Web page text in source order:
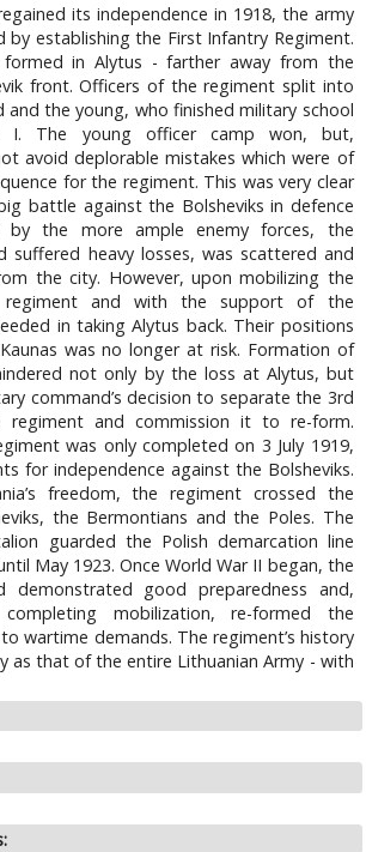
its independence in 1918, the army
establishing the First Infantry Regiment.
in Alytus - farther away from the
front. Officers of the regiment split into
the young, who finished military school
I. The young officer camp won, but,
avoid deplorable mistakes which were of
for the regiment. This was very clear
battle against the Bolsheviks in defence
by the more ample enemy forces, the
suffered heavy losses, was scattered and
the city. However, upon mobilizing the
and with the support of the
in taking Alytus back. Their positions
was no longer at risk. Formation of
not only by the loss at Alytus, but
command’s decision to separate the 3rd
regiment and commission it to re-form.
was only completed on 3 July 1919,
for independence against the Bolsheviks.
freedom, the regiment crossed the
the Bermontians and the Poles. The
guarded the Polish demarcation line
May 1923. Once World War II began, the
demonstrated good preparedness and,
completing mobilization, re-formed the
wartime demands. The regiment’s history
as that of the entire Lithuanian Army - with